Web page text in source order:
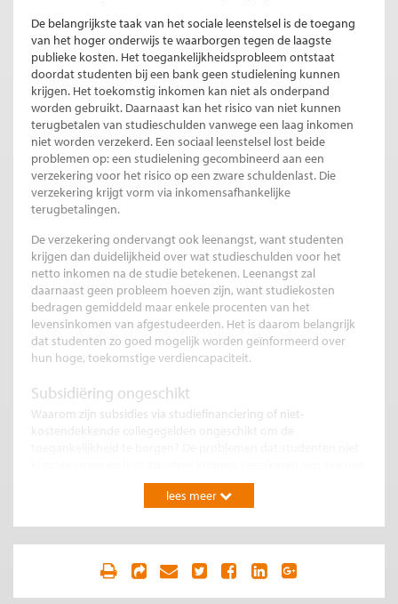
De belangrijkste taak van het sociale leenstelsel is de toegang
van het hoger onderwijs te waarborgen tegen de laagste
publieke kosten. Het toegankelijkheidsprobleem ontstaat
doordat studenten bij een bank geen studielening kunnen
krijgen. Het toekomstig inkomen kan niet als onderpand
worden gebruikt. Daarnaast kan het risico van niet kunnen
terugbetalen van studieschulden vanwege een laag inkomen
niet worden verzekerd. Een sociaal leenstelsel lost beide
problemen op: een studielening gecombineerd aan een
verzekering voor het risico op een zware schuldenlast. Die
verzekering krijgt vorm via inkomensafhankelijke
terugbetalingen.
De verzekering ondervangt ook leenangst, want studenten
krijgen dan duidelijkheid over wat studieschulden voor het
netto inkomen na de studie betekenen. Leenangst zal
daarnaast geen probleem hoeven zijn, want studiekosten
bedragen gemiddeld maar enkele procenten van het
levensinkomen van afgestudeerden. Het is daarom belangrijk
dat studenten zo goed mogelijk worden geïnformeerd over
hun hoge, toekomstige verdiencapaciteit.
Subsidiëring ongeschikt
Waarom zijn subsidies via studiefinanciering of niet-
opgelost, de gevolgen ervan worden alleen verzacht. Beurzen
en niet-kostendekkende collegegelden herverdelen inkomen
bevolking komt. Subsidies zetten aan tot te grote
onderwijsdeelname van studenten met lage verwachte
opbrengsten, hoge kans op uitval en lange studieduren. En
subsidies worden gefinancierd uit economisch verstorende
lees meer